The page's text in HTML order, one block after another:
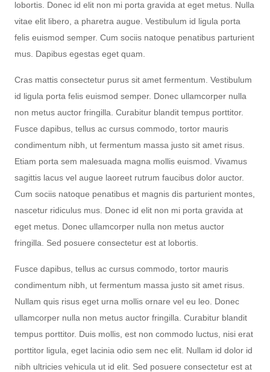
lobortis. Donec id elit non mi porta gravida at eget metus. Nulla
vitae elit libero, a pharetra augue. Vestibulum id ligula porta
felis euismod semper. Cum sociis natoque penatibus parturient
mus. Dapibus egestas eget quam.
Cras mattis consectetur purus sit amet fermentum. Vestibulum
id ligula porta felis euismod semper. Donec ullamcorper nulla
non metus auctor fringilla. Curabitur blandit tempus porttitor.
Fusce dapibus, tellus ac cursus commodo, tortor mauris
condimentum nibh, ut fermentum massa justo sit amet risus.
Etiam porta sem malesuada magna mollis euismod. Vivamus
sagittis lacus vel augue laoreet rutrum faucibus dolor auctor.
Cum sociis natoque penatibus et magnis dis parturient montes,
nascetur ridiculus mus. Donec id elit non mi porta gravida at
eget metus. Donec ullamcorper nulla non metus auctor
fringilla. Sed posuere consectetur est at lobortis.
Fusce dapibus, tellus ac cursus commodo, tortor mauris
condimentum nibh, ut fermentum massa justo sit amet risus.
Nullam quis risus eget urna mollis ornare vel eu leo. Donec
ullamcorper nulla non metus auctor fringilla. Curabitur blandit
tempus porttitor. Duis mollis, est non commodo luctus, nisi erat
porttitor ligula, eget lacinia odio sem nec elit. Nullam id dolor id
nibh ultricies vehicula ut id elit. Sed posuere consectetur est at